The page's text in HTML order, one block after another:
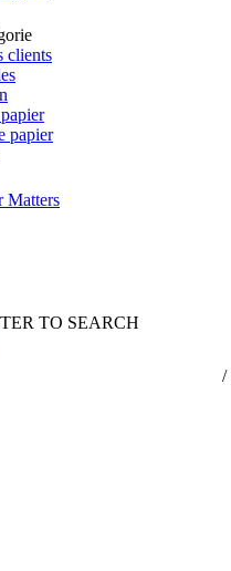
clients
papier
Matters
TO SEARCH